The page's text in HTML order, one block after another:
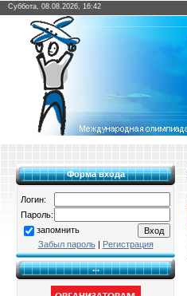
Суббота, 08.08.2026, 16:42
Форма входа
Логин:
Пароль:
запомнить
Забыл пароль| Регистрация
...